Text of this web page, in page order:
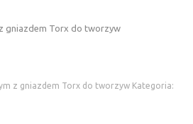
gniazdem Torx do tworzyw
z gniazdem Torx do tworzyw Kategoria: